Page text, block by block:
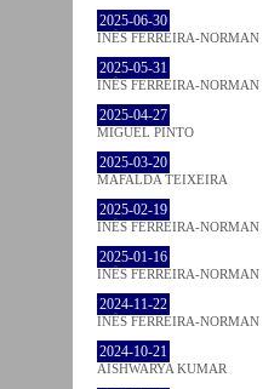
2025-06-30
INÊS FERREIRA-NORMAN
2025-05-31
INÊS FERREIRA-NORMAN
2025-04-27
MIGUEL PINTO
2025-03-20
MAFALDA TEIXEIRA
2025-02-19
INÊS FERREIRA-NORMAN
2025-01-16
INÊS FERREIRA-NORMAN
2024-11-22
INÊS FERREIRA-NORMAN
2024-10-21
AISHWARYA KUMAR